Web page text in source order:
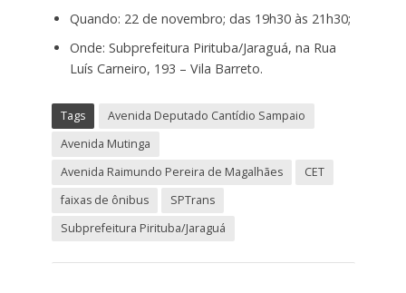
Quando: 22 de novembro; das 19h30 às 21h30;
Onde: Subprefeitura Pirituba/Jaraguá, na Rua
Luís Carneiro, 193 – Vila Barreto.
Tags
Avenida Deputado Cantídio Sampaio
Avenida Mutinga
Avenida Raimundo Pereira de Magalhães
CET
faixas de ônibus
SPTrans
Subprefeitura Pirituba/Jaraguá